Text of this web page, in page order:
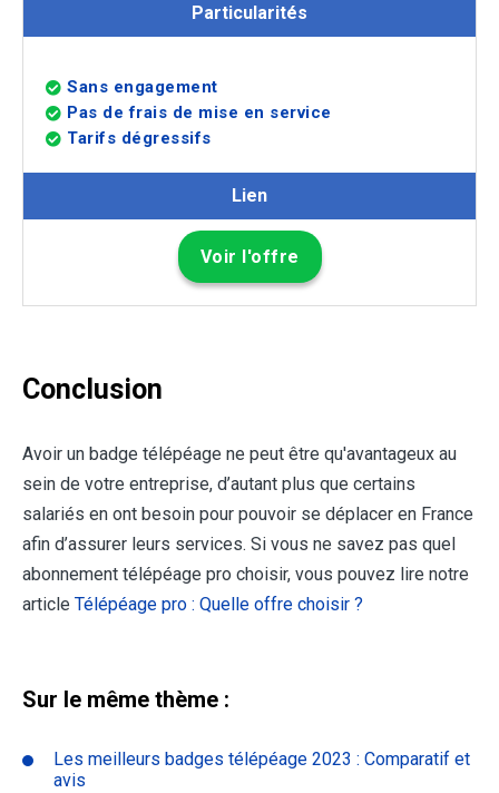
Particularités
Sans engagement
Pas de frais de mise en service
Tarifs dégressifs
Lien
Voir l'offre
Conclusion
Avoir un badge télépéage ne peut être qu'avantageux au
sein de votre entreprise, d’autant plus que certains
salariés en ont besoin pour pouvoir se déplacer en France
afin d’assurer leurs services. Si vous ne savez pas quel
abonnement télépéage pro choisir, vous pouvez lire notre
article Télépéage pro : Quelle offre choisir ?
Sur le même thème :
Les meilleurs badges télépéage 2023 : Comparatif et
avis